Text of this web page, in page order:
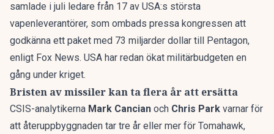
samlade i juli ledare från 17 av USA:s största
vapenleverantörer, som ombads pressa kongressen att
godkänna ett paket med 73 miljarder dollar till Pentagon,
enligt Fox News. USA har redan ökat militärbudgeten en
gång under kriget.
Bristen av missiler kan ta flera år att ersätta
CSIS-analytikerna Mark Cancian och Chris Park varnar för
att återuppbyggnaden tar tre år eller mer för Tomahawk,